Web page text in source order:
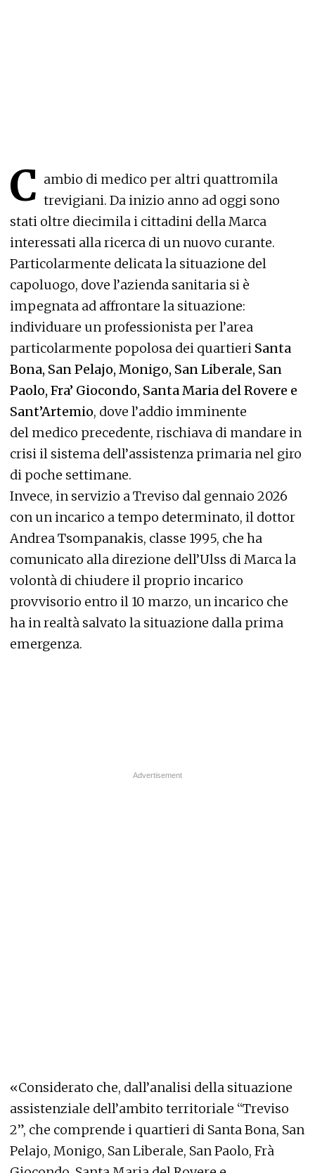
C ambio di medico per altri quattromila
trevigiani. Da inizio anno ad oggi sono
stati oltre diecimila i cittadini della Marca
interessati alla ricerca di un nuovo curante.
Particolarmente delicata la situazione del
capoluogo, dove l’azienda sanitaria si è
impegnata ad affrontare la situazione:
individuare un professionista per l’area
particolarmente popolosa dei quartieri Santa
Bona, San Pelajo, Monigo, San Liberale, San
Paolo, Fra’ Giocondo, Santa Maria del Rovere e
Sant’Artemio, dove l’addio imminente
del medico precedente, rischiava di mandare in
crisi il sistema dell’assistenza primaria nel giro
di poche settimane.
Invece, in servizio a Treviso dal gennaio 2026
con un incarico a tempo determinato, il dottor
Andrea Tsompanakis, classe 1995, che ha
comunicato alla direzione dell’Ulss di Marca la
volontà di chiudere il proprio incarico
provvisorio entro il 10 marzo, un incarico che
ha in realtà salvato la situazione dalla prima
emergenza.
«Considerato che, dall’analisi della situazione
assistenziale dell’ambito territoriale “Treviso
2”, che comprende i quartieri di Santa Bona, San
Pelajo, Monigo, San Liberale, San Paolo, Frà